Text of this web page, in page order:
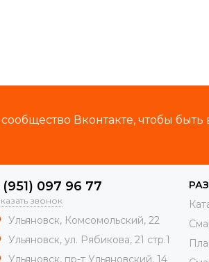
Вконтакте, чтобы
(951) 097 96 77
звонок
Ульяновск, Комсомольский, 22
Ульяновск, ул. Рябикова, 21 стр.1
Ульяновск, пр-т Ульяновский, 14